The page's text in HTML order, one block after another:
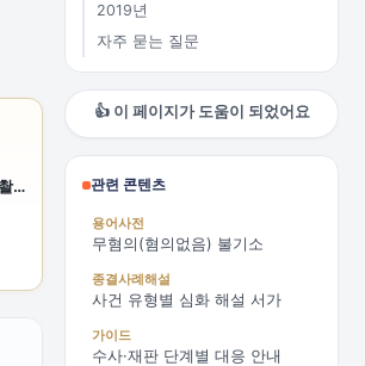
성폭법위반(카메라등이용촬영) 폭행 감금치상 감금 공갈 공갈미수 스토킹처벌법위반
2019년
자주 묻는 질문
👍 이 페이지가 도움이 되었어요
관련 콘텐츠
용어사전
무혐의(혐의없음) 불기소
종결사례해설
사건 유형별 심화 해설 서가
가이드
수사·재판 단계별 대응 안내